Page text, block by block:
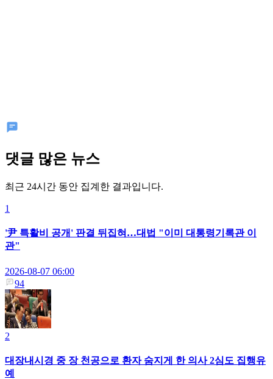
댓글 많은 뉴스
최근 24시간 동안 집계한 결과입니다.
1
'尹 특활비 공개' 판결 뒤집혀…대법 "이미 대통령기록관 이
관"
2026-08-07 06:00
94
2
대장내시경 중 장 천공으로 환자 숨지게 한 의사 2심도 집행유
예